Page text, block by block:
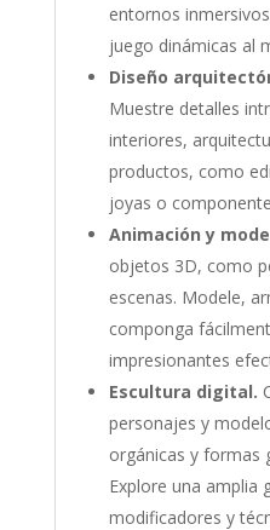
entornos
juego dinámicas al
Diseño
Muestre detalles
interiores,
productos, como
joyas o
Animación y
objetos 3D, como
escenas. Modele,
componga
impresionantes
Escultura digital.
personajes y
orgánicas y formas
Explore una amplia
modificadores y